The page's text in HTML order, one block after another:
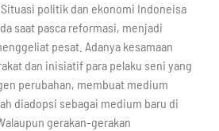
politik dan ekonomi Indoneisa
saat pasca reformasi, menjadi
pesat. Adanya kesamaan
dan inisiatif para pelaku seni yang
perubahan, membuat medium
diadopsi sebagai medium baru di
gerakan-gerakan